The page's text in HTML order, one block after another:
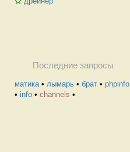
Последние запросы
матика• лымарь • брат • phpinfo
• info • channels •